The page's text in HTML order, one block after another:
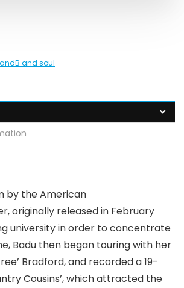
and soul
by the American
originally released in February
university in order to concentrate
Badu then began touring with her
Bradford, and recorded a 19-
Cousins’, which attracted the